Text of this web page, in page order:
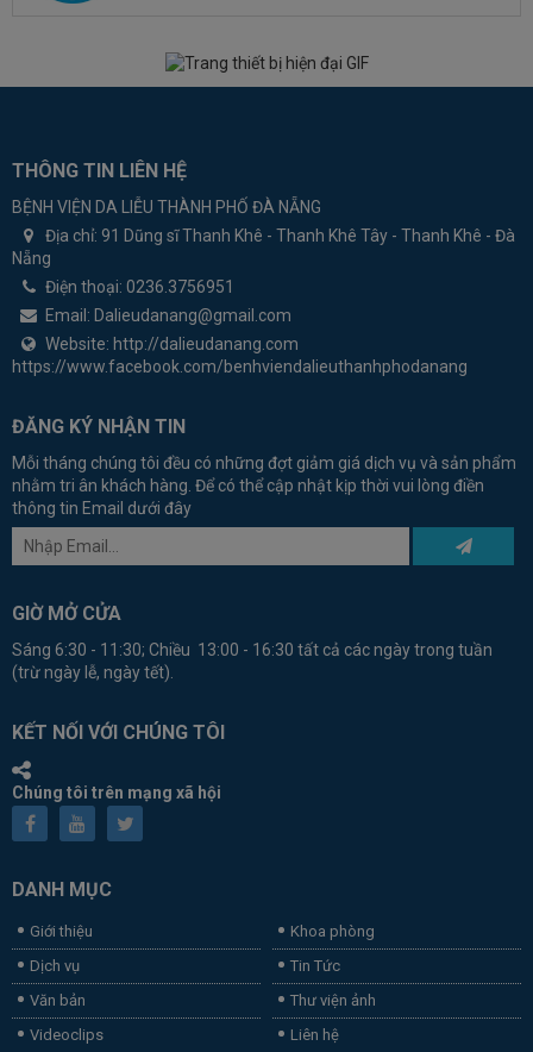
THÔNG TIN LIÊN HỆ
BỆNH VIỆN DA LIỄU THÀNH PHỐ ĐÀ NẴNG
Địa chỉ: 91 Dũng sĩ Thanh Khê - Thanh Khê Tây - Thanh Khê - Đà
Nẵng
Điện thoại: 0236.3756951
Email: Dalieudanang@gmail.com
Website: http://dalieudanang.com
https://www.facebook.com/benhviendalieuthanhphodanang
ĐĂNG KÝ NHẬN TIN
Mỗi tháng chúng tôi đều có những đợt giảm giá dịch vụ và sản phẩm
nhằm tri ân khách hàng. Để có thể cập nhật kịp thời vui lòng điền
thông tin Email dưới đây
GIỜ MỞ CỬA
Sáng 6:30 - 11:30; Chiều 13:00 - 16:30 tất cả các ngày trong tuần
(trừ ngày lễ, ngày tết).
KẾT NỐI VỚI CHÚNG TÔI
Chúng tôi trên mạng xã hội
DANH MỤC
Giới thiệu
Khoa phòng
Dịch vụ
Tin Tức
Văn bản
Thư viện ảnh
Videoclips
Liên hệ